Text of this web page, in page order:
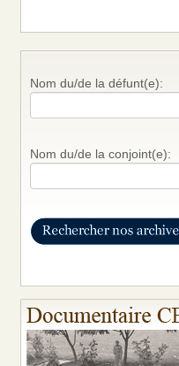
Nom du/de la défunt(e):
Nom du/de la conjoint(e):